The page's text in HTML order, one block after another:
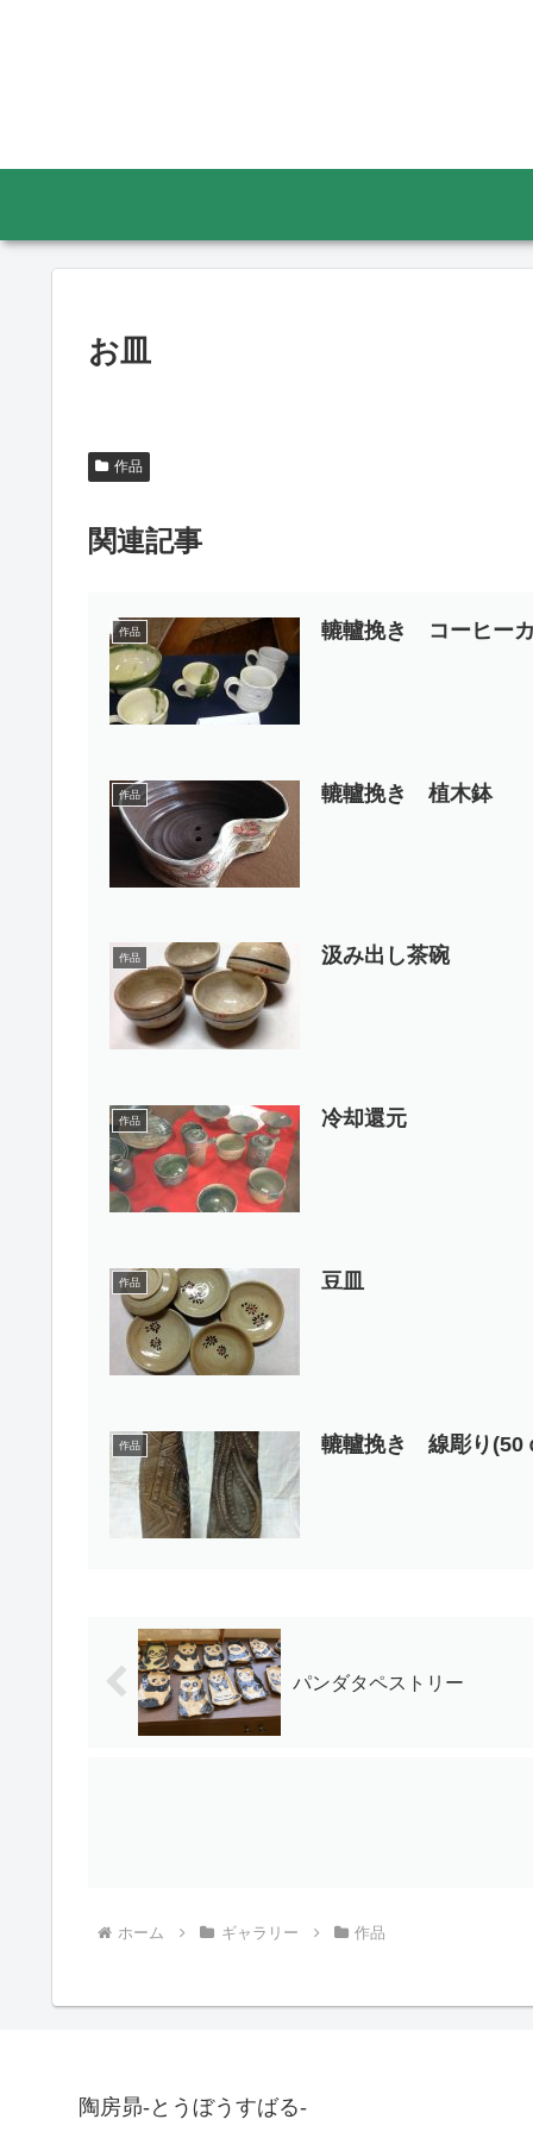
お皿
作品
関連記事
作品 轆轤挽き コーヒー
作品 轆轤挽き 植木鉢
作品 汲み出し茶碗
作品 冷却還元
作品 豆皿
作品 轆轤挽き 線彫り(50
パンダタペストリー
ホーム ギャラリー 作品
陶房昴-とうぼうすばる-